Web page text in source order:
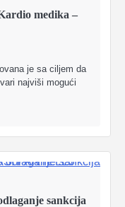
medika –
je sa ciljem da
najviši mogući
sankcija